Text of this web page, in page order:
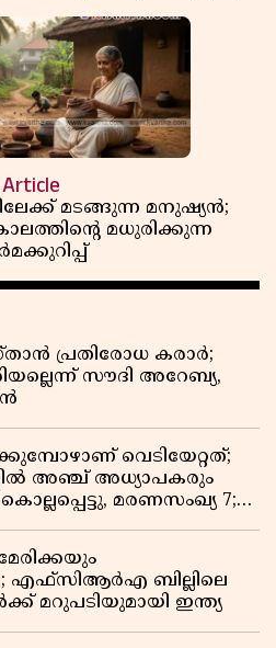
Article
മടങ്ങുന്ന മനുഷ്യൻ;
മധുരിക്കുന്ന
പ്രതിരോധ കരാർ;
സൗദി അറേബ്യ,
വെടിയേറ്റത്;
അഞ്ച് അധ്യാപകരും
മരണസംഖ്യ 7;
എഫ്സിആർഎ ബില്ലിലെ
മറുപടിയുമായി ഇന്ത്യ